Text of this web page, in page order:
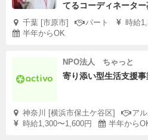
てるコーディネーター
千葉 [市原市] パート
時給
半年からOK
NPO法人 ちゃっと
寄り添い型生活支援
神奈川 [横浜市保土ケ谷区]
ア
時給1,300〜1,600円
半年から